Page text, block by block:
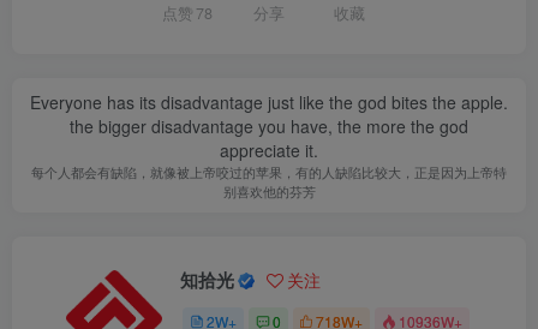
点赞 78 分享 收藏
Everyone has its disadvantage just like the god bites the apple.
the bigger disadvantage you have, the more the god
appreciate it.
每个人都会有缺陷，就像被上帝咬过的苹果，有的人缺陷比较大，正是因为上帝特
别喜欢他的芬芳
知拾光 关注
2W+ 0 718W+ 10936W+